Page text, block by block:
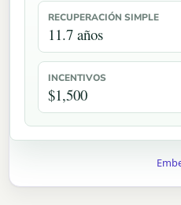
RECUPERACIÓN SIMPLE
11.7 años
INCENTIVOS
$1,500